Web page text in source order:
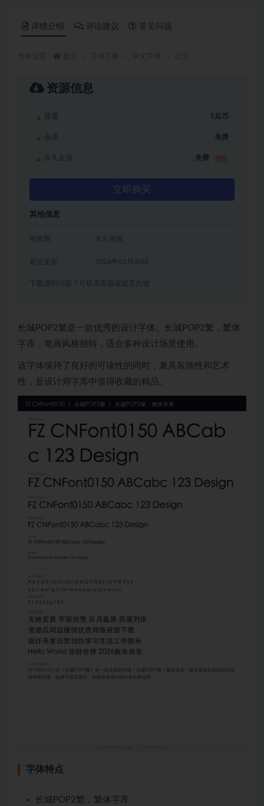
详情介绍 评论建议 常见问题
资源信息
普通 5瓜币
会员 免费
永久会员 免费
立即购买
其他信息
有效期 永久有效
2026年03月30日
下载遇到问题？可联系客服或留言反馈
长城POP2繁是一款优秀的设计字体。长城POP2繁，繁体
字库，笔画风格独特，适合多种设计场景使用。
该字体保持了良好的可读性的同时，兼具装饰性和艺术
性，是设计师字库中值得收藏的精品。
字体特点
长城POP2繁，繁体字库